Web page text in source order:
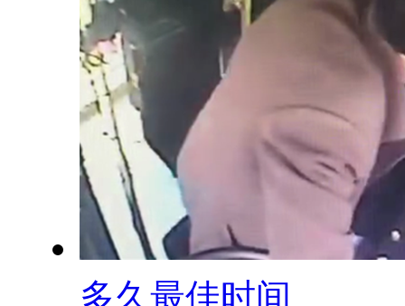
多久最佳时间